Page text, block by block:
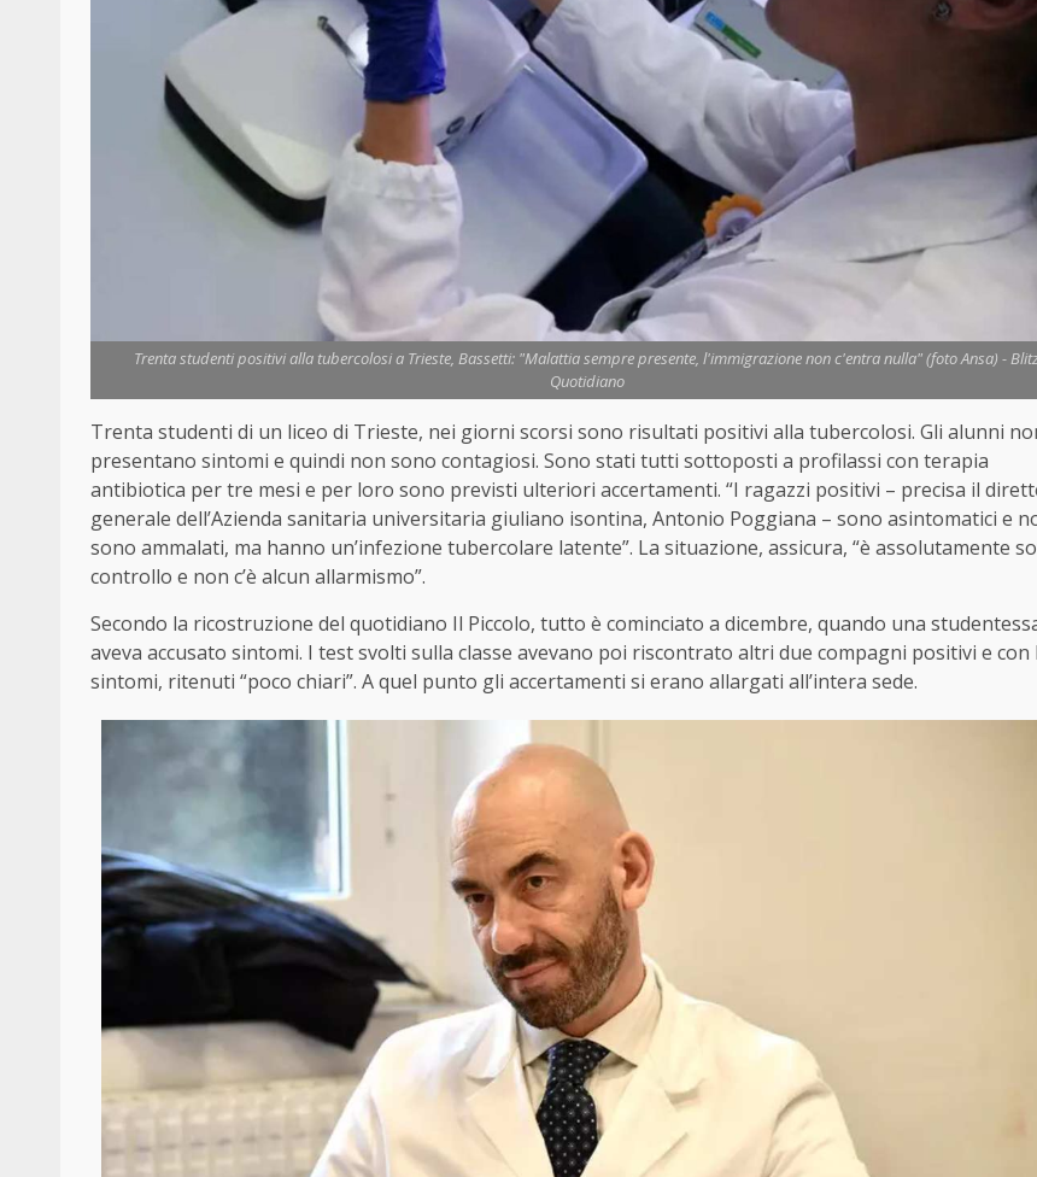
Trenta studenti positivi alla tubercolosi a Trieste, Bassetti: "Malattia sempre presente, l'immigrazione non c'entra nulla" (foto Ansa) -
Quotidiano
Trenta studenti di un liceo di Trieste, nei giorni scorsi sono risultati positivi alla tubercolosi. Gli alunni
presentano sintomi e quindi non sono contagiosi. Sono stati tutti sottoposti a profilassi con terapia
antibiotica per tre mesi e per loro sono previsti ulteriori accertamenti. “I ragazzi positivi – precisa il
generale dell’Azienda sanitaria universitaria giuliano isontina, Antonio Poggiana – sono asintomatici e
sono ammalati, ma hanno un’infezione tubercolare latente”. La situazione, assicura, “è assolutamente
controllo e non c’è alcun allarmismo”.
Secondo la ricostruzione del quotidiano Il Piccolo, tutto è cominciato a dicembre, quando una
aveva accusato sintomi. I test svolti sulla classe avevano poi riscontrato altri due compagni positivi e con
sintomi, ritenuti “poco chiari”. A quel punto gli accertamenti si erano allargati all’intera sede.